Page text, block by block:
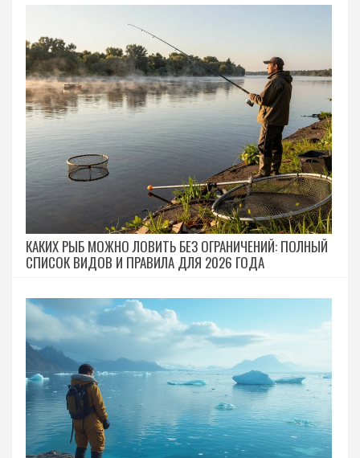
КАКИХ РЫБ МОЖНО ЛОВИТЬ БЕЗ ОГРАНИЧЕНИЙ: ПОЛНЫЙ
СПИСОК ВИДОВ И ПРАВИЛА ДЛЯ 2026 ГОДА